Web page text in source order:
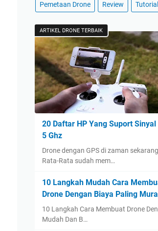
Pemetaan Drone Review Tutorial
ARTIKEL DRONE TERBAIK
20 Daftar HP Yang Suport Sinyal
5 Ghz
Drone dengan GPS di zaman
Rata-Rata sudah mem…
10 Langkah Mudah Cara
Drone Dengan Biaya Paling
10 Langkah Cara Membuat Drone
Mudah Dan B…